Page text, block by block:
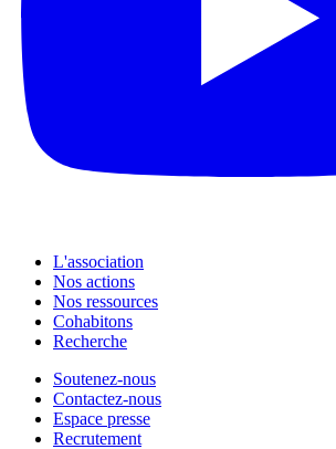
L'association
Nos actions
Nos ressources
Cohabitons
Recherche
Soutenez-nous
Contactez-nous
Espace presse
Recrutement